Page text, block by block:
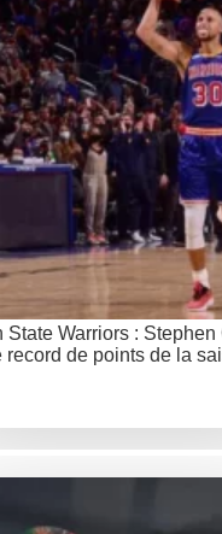
State Warriors : Stephen
record de points de la